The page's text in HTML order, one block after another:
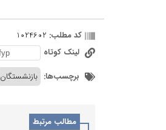
کد مطلب: 1024602
لینک کوتاه
برچسب‌ها: بازنشستگان
مطالب مرتبط